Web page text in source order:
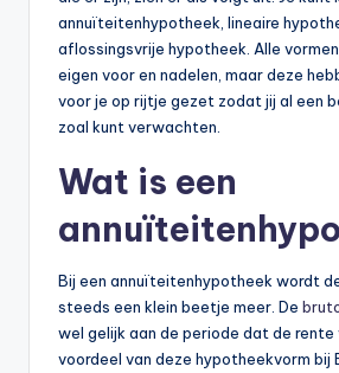
annuïteitenhypotheek, lineaire
aflossingsvrije hypotheek. Alle
eigen voor en nadelen, maar deze
voor je op rijtje gezet zodat jij al een
zoal kunt verwachten.
Wat is een
Bij een annuïteitenhypotheek wordt
steeds een klein beetje meer. De
wel gelijk aan de periode dat de
voordeel van deze hypotheekvorm bij